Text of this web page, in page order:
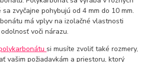
zvyčajne pohybujú od 4 mm do 10 mm.
má vplyv na izolačné vlastnosti
voči nárazu.
si musíte zvoliť také rozmery,
vašim požiadavkám a priestoru, ktorý